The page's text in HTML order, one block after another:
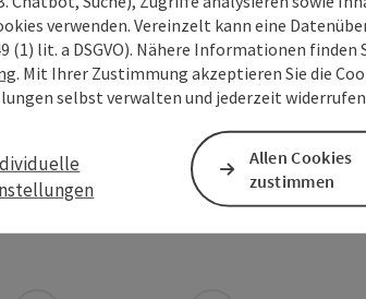
verwenden. Vereinzelt kann eine
lit. a DSGVO). Nähere Informationen finden
. Mit Ihrer Zustimmung akzeptieren Sie die
selbst verwalten und jederzeit
Allen Cookies
zustimmen